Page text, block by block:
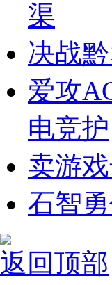
渠
决战
爱攻
电竞护
卖游
石智
返回顶部